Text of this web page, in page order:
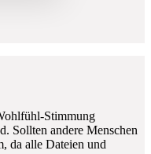
Stimmung
Sollten andere Menschen
da alle Dateien und